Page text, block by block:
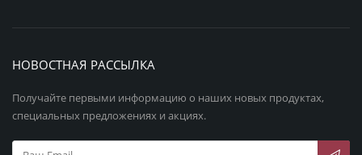
НОВОСТНАЯ РАССЫЛКА
Получайте первыми информацию о наших новых продуктах,
специальных предложениях и акциях.